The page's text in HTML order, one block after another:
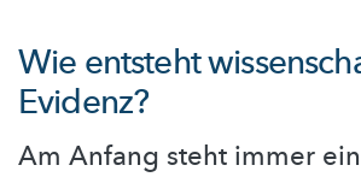
Wie entsteht
Evidenz?
Am Anfang steht immer